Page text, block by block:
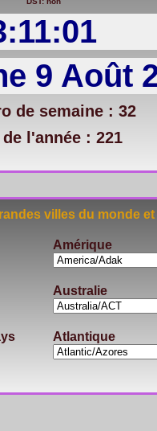
9 Août
de semaine : 32
l'année : 221
villes du
Amérique
Australie
Atlantique